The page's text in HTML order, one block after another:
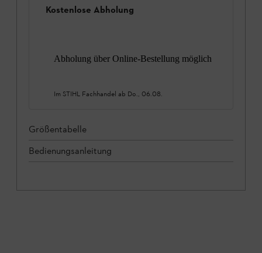
Kostenlose Abholung
Abholung über Online-Bestellung möglich
Im STIHL Fachhandel ab Do., 06.08.
Größentabelle
Bedienungsanleitung